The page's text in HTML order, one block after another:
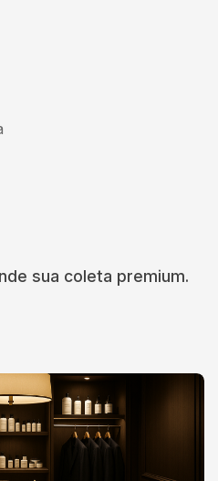
sua coleta premium.